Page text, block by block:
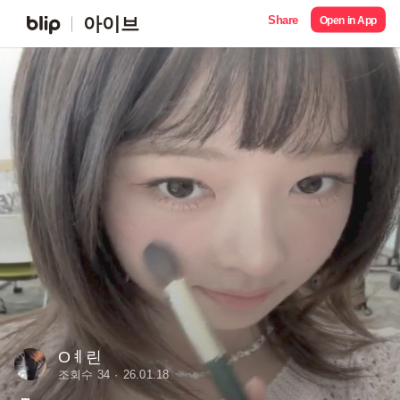
아이브 Share Open in App
Oㅖ린
조회수 34 26.01.18